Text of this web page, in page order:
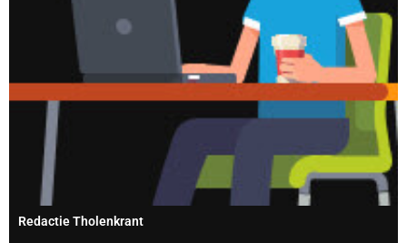
Redactie Tholenkrant